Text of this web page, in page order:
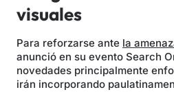
visuales
Para reforzarse ante la
anunció en su evento Search
novedades principalmente
irán incorporando